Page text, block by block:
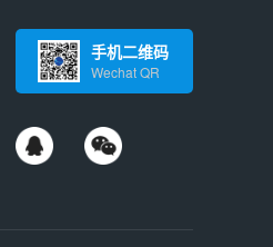
手机二维码
Wechat QR